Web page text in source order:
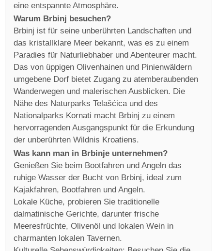
eine entspannte Atmosphäre.
Warum Brbinj besuchen?
Brbinj ist für seine unberührten Landschaften und
das kristallklare Meer bekannt, was es zu einem
Paradies für Naturliebhaber und Abenteurer macht.
Das von üppigen Olivenhainen und Pinienwäldern
umgebene Dorf bietet Zugang zu atemberaubenden
Wanderwegen und malerischen Ausblicken. Die
Nähe des Naturparks Telašćica und des
Nationalparks Kornati macht Brbinj zu einem
hervorragenden Ausgangspunkt für die Erkundung
der unberührten Wildnis Kroatiens.
Was kann man in Brbinje unternehmen?
Genießen Sie beim Bootfahren und Angeln das
ruhige Wasser der Bucht von Brbinj, ideal zum
Kajakfahren, Bootfahren und Angeln.
Lokale Küche, probieren Sie traditionelle
dalmatinische Gerichte, darunter frische
Meeresfrüchte, Olivenöl und lokalen Wein in
charmanten lokalen Tavernen.